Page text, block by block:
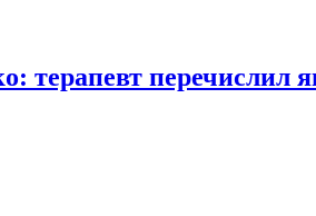
терапевт перечислил